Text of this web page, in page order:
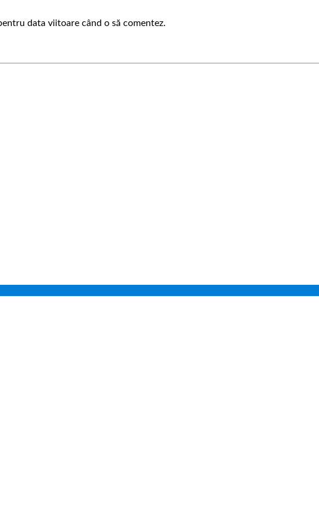
data viitoare când o să comentez.